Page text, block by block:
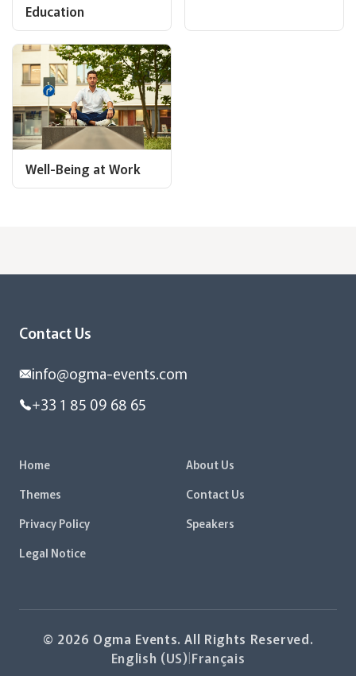
Education
Well-Being at Work
Contact Us
info@ogma-events.com
+33 1 85 09 68 65
Home
About Us
Themes
Contact Us
Privacy Policy
Speakers
Legal Notice
© 2026 Ogma Events. All Rights Reserved.
English (US)|Français